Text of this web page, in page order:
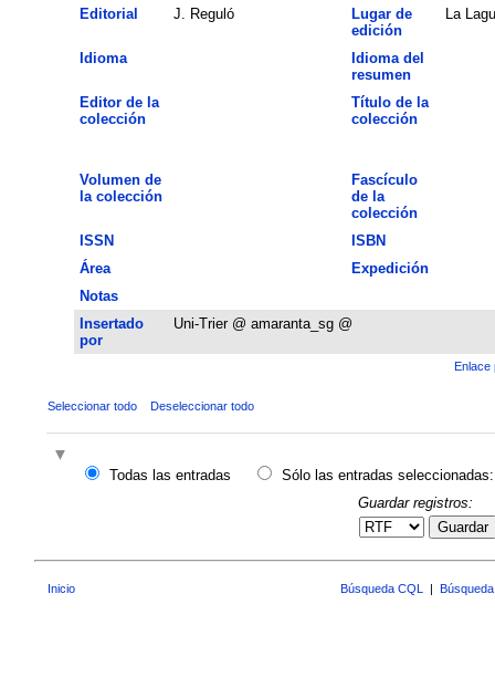
Editorial
J. Reguló
Lugar de
edición
La
Idioma
Idioma del
resumen
Editor de la
colección
Título de la
colección
Volumen de
la colección
Fascículo
de la
colección
ISSN
ISBN
Área
Expedición
Notas
Insertado
por
Uni-Trier @ amaranta_sg @
Enlace
Seleccionar todo Deseleccionar todo
Todas las entradas
Sólo las entradas seleccionadas:
Guardar registros:
Guardar
Inicio Búsqueda CQL